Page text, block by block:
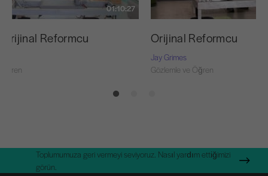
01:10:27
Reformcu Orijinal Reformcu
Jay Grimes
Gözlemle ve Öğren
Toplumumuza geri vermeyi seviyoruz. Nasıl yardım ettiğimizi
görün.